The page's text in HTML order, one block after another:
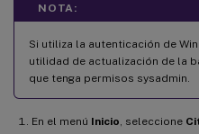
NOTA:
Si utiliza la autenticación de
utilidad de actualización de la
que tenga permisos sysadmin.
En el menú Inicio , seleccione